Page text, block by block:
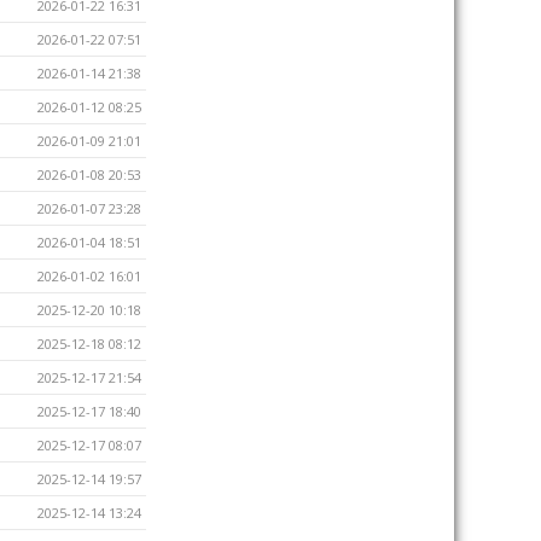
2026-01-22 16:31
2026-01-22 07:51
2026-01-14 21:38
2026-01-12 08:25
2026-01-09 21:01
2026-01-08 20:53
2026-01-07 23:28
2026-01-04 18:51
2026-01-02 16:01
2025-12-20 10:18
2025-12-18 08:12
2025-12-17 21:54
2025-12-17 18:40
2025-12-17 08:07
2025-12-14 19:57
2025-12-14 13:24